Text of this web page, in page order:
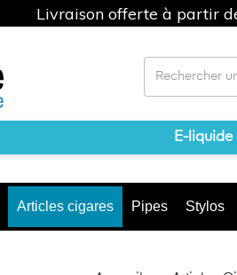
E-liquide
Articles cigares Pipes Stylos
Livraison offerte à partir